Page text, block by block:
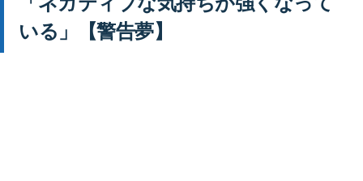
いる」【警告夢】